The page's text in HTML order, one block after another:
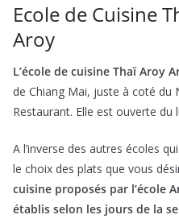
Ecole de Cuisine
Aroy
L’école de cuisine Thaï Aroy
de Chiang Mai, juste à coté du
Restaurant. Elle est ouverte du
A l’inverse des autres écoles
le choix des plats que vous
cuisine proposés par l’école
établis selon les jours de la